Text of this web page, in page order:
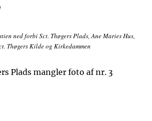
ned forbi Sct. Thøgers Plads, Ane Maries Hus,
Thøgers Kilde og Kirkedammen
Plads mangler foto af nr. 3